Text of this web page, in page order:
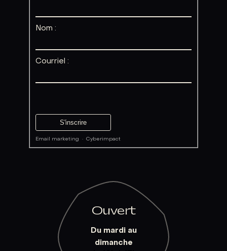
Nom :
Courriel :
Email marketing ·Cyberimpact
Ouvert
Du mardi au
dimanche